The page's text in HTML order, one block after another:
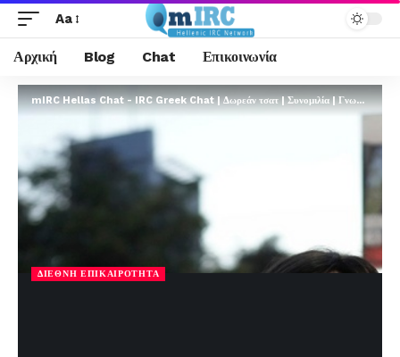
Aa
Αρχική Blog Chat Επικοινωνία
mIRC Hellas Chat - IRC Greek Chat | Δωρεάν τσατ | Συνομιλία | Γνωριμίες | FREE
ΔΙΕΘΝΉ ΕΠΙΚΑΙΡΌΤΗΤΑ